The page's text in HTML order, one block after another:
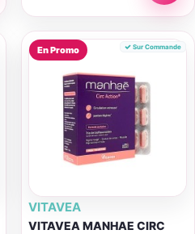
En Promo Sur Commande
VITAVEA
VITAVEA MANHAE CIRC